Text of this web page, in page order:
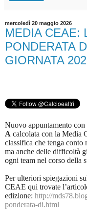
mercoledì 20 maggio 2026
MEDIA CEAE:
PONDERATA
GIORNATA
Nuovo appuntamento con
A calcolata con la Media
classifica che tenga
ma anche delle difficoltà
ogni team nel corso della
Per ulteriori spiegazioni
CEAE qui trovate
edizione: http://
ponderata-di.html